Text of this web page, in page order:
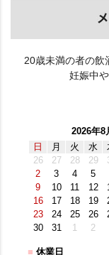
20歳未満の者の飲
妊娠中
2026年8
日
月 火 水
26
27 28 29
2
3 4 5
9
10 11 12
16
17 18 19
23
24 25 26
30
31 1 2
■ 休業日